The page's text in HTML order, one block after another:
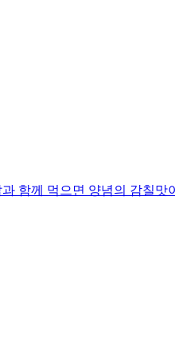
함께 먹으면 양념의 감칠맛